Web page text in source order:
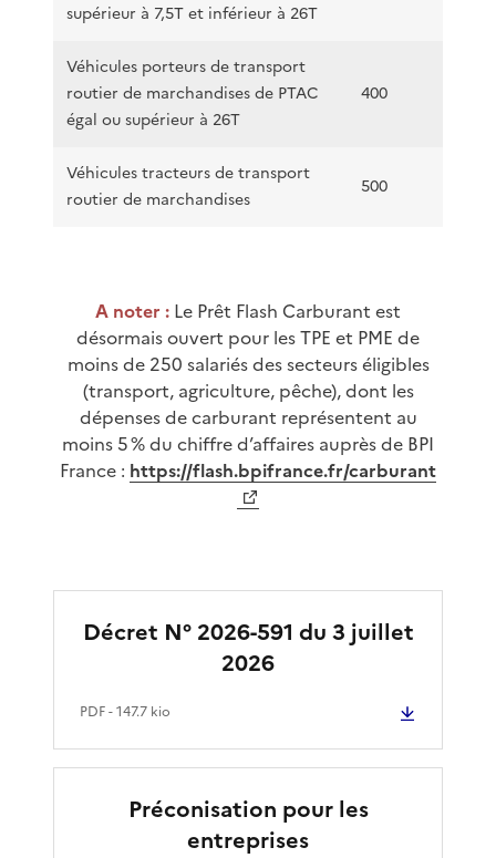
supérieur à 7,5T et inférieur à 26T
Véhicules porteurs de transport
routier de marchandises de PTAC
égal ou supérieur à 26T
400
Véhicules tracteurs de transport
routier de marchandises
500
A noter : Le Prêt Flash Carburant est
désormais ouvert pour les TPE et PME de
moins de 250 salariés des secteurs éligibles
(transport, agriculture, pêche), dont les
dépenses de carburant représentent au
moins 5 % du chiffre d’affaires auprès de BPI
France : https://flash.bpifrance.fr/carburant
Décret N° 2026-591 du 3 juillet
2026
PDF- 147.7 kio
Préconisation pour les
entreprises